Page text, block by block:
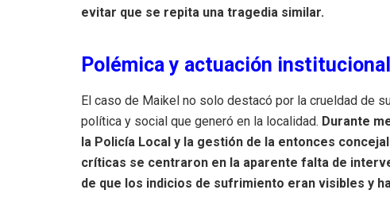
evitar que se repita una tragedia similar.
Polémica y actuación institucional
El caso de Maikel no solo destacó por la crueldad de
política y social que generó en la localidad. Durante
la Policía Local y la gestión de la entonces
críticas se centraron en la aparente falta de
de que los indicios de sufrimiento eran visibles y